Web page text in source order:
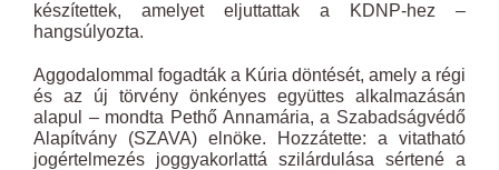
készítettek, amelyet eljuttattak a KDNP-hez –
hangsúlyozta.
Aggodalommal fogadták a Kúria döntését, amely a régi
és az új törvény önkényes együttes alkalmazásán
alapul – mondta Pethő Annamária, a Szabadságvédő
Alapítvány (SZAVA) elnöke. Hozzátette: a vitatható
jogértelmezés joggyakorlattá szilárdulása sértené a